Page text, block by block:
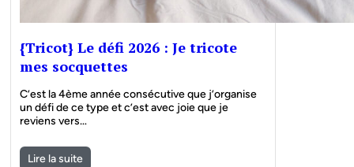
{Tricot} Le défi 2026 : Je tricote
mes socquettes
C’est la 4ème année consécutive que j’organise
un défi de ce type et c’est avec joie que je
reviens vers…
Lire la suite